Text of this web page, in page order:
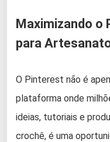
Maximizando o
para
O Pinterest não é
plataforma onde
ideias, tutoriais e
crochê, é uma